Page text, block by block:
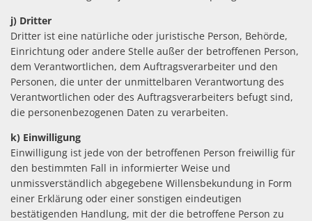
j) Dritter
Dritter ist eine natürliche oder juristische Person, Behörde,
Einrichtung oder andere Stelle außer der betroffenen Person,
dem Verantwortlichen, dem Auftragsverarbeiter und den
Personen, die unter der unmittelbaren Verantwortung des
Verantwortlichen oder des Auftragsverarbeiters befugt sind,
die personenbezogenen Daten zu verarbeiten.
k) Einwilligung
Einwilligung ist jede von der betroffenen Person freiwillig für
den bestimmten Fall in informierter Weise und
unmissverständlich abgegebene Willensbekundung in Form
einer Erklärung oder einer sonstigen eindeutigen
bestätigenden Handlung, mit der die betroffene Person zu